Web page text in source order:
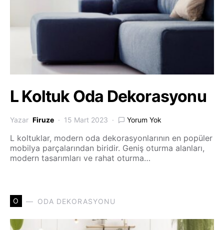
L Koltuk Oda Dekorasyonu
Yazar Firuze 15 Mart 2023 Yorum Yok
L koltuklar, modern oda dekorasyonlarının en popüler
mobilya parçalarından biridir. Geniş oturma alanları,
modern tasarımları ve rahat oturma…
O ODA DEKORASYONU